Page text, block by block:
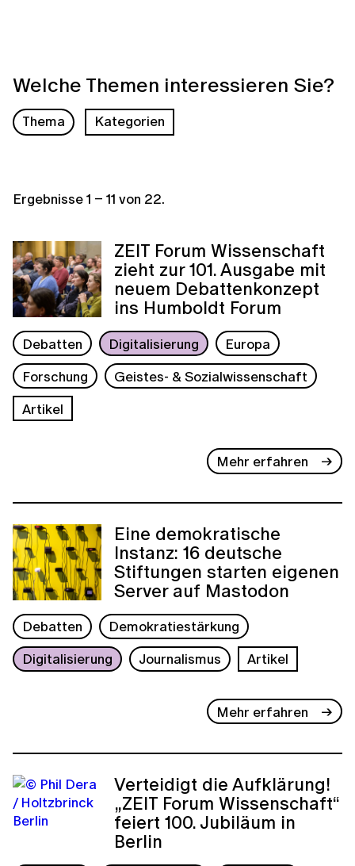
Welche Themen interessieren Sie?
Thema Kategorien
Ergebnisse1 – 11 von 22.
ZEIT Forum Wissenschaft
zieht zur 101. Ausgabe mit
neuem Debattenkonzept
ins Humboldt Forum
Debatten Digitalisierung
Europa
Forschung
Geistes- & Sozialwissenschaft
Artikel
Mehr erfahren
Eine demokratische
Instanz: 16 deutsche
Stiftungen starten eigenen
Server auf Mastodon
Debatten
Demokratiestärkung
Digitalisierung
Journalismus Artikel
Mehr erfahren
Verteidigt die Aufklärung!
„ZEIT Forum Wissenschaft“
feiert 100. Jubiläum in
Berlin